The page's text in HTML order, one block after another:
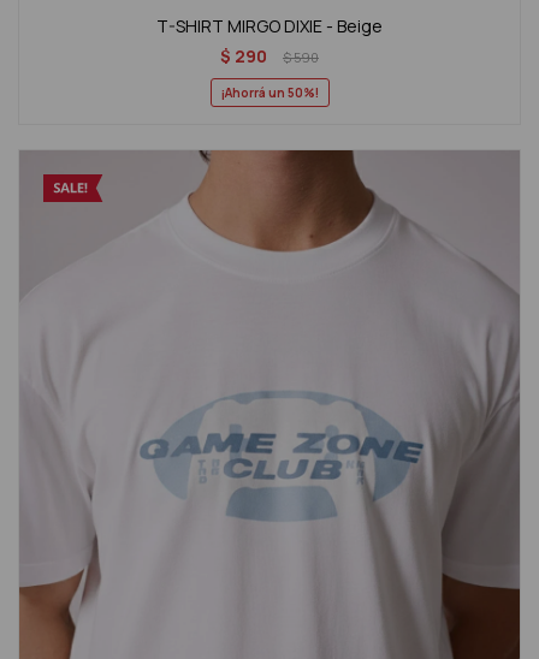
T-SHIRT MIRGO DIXIE - Beige
$ 290 $590
50